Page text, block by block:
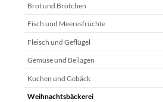
Brot und Brötchen
Fisch und Meeresfrüchte
Fleisch und Geflügel
Gemüse und Beilagen
Kuchen und Gebäck
Weihnachtsbäckerei